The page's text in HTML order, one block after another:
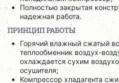
Полностью закрытая
надежная работа.
ПРИНЦИП РАБОТЫ
Горячий влажный сжатый
теплообменник воздух-
охлаждается сухим
осушителя;
Компрессор хладагента